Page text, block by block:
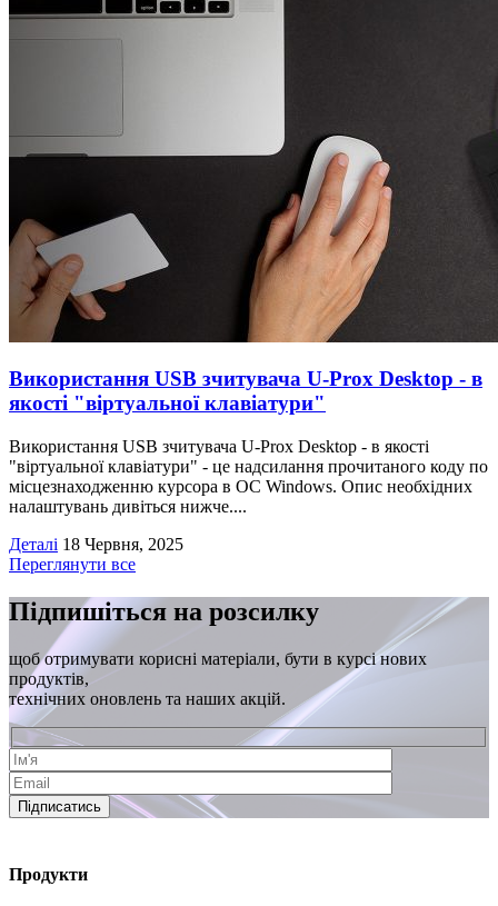
Використання USB зчитувача U-Prox Desktop - в
якості "віртуальної клавіатури"
Використання USB зчитувача U-Prox Desktop - в якості
"віртуальної клавіатури" - це надсилання прочитаного коду по
місцезнаходженню курсора в ОС Windows. Опис необхідних
налаштувань дивіться нижче....
Деталі 18 Червня, 2025
Переглянути все
Підпишіться на розсилку
щоб отримувати корисні матеріали, бути в курсі нових
продуктів,
технічних оновлень та наших акцій.
Підписатись
Продукти